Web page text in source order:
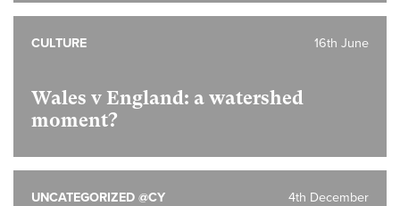
Wales v England: a watershed
moment?
16th June
CULTURE
4th December
UNCATEGORIZED @CY